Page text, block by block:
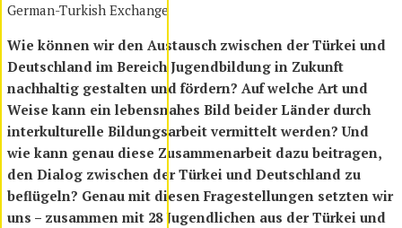
German-Turkish Exchange
Wie können wir den Austausch zwischen der Türkei und
Deutschland im Bereich Jugendbildung in Zukunft
nachhaltig gestalten und fördern? Auf welche Art und
Weise kann ein lebensnahes Bild beider Länder durch
interkulturelle Bildungsarbeit vermittelt werden? Und
wie kann genau diese Zusammenarbeit dazu beitragen,
den Dialog zwischen der Türkei und Deutschland zu
beflügeln? Genau mit diesen Fragestellungen setzten wir
uns – zusammen mit 28 Jugendlichen aus der Türkei und